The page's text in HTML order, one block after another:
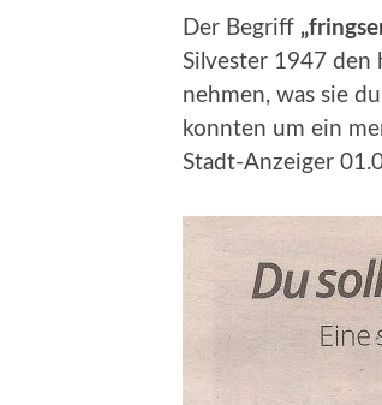
Der Begriff
Silvester 1947 den
nehmen, was sie
konnten um ein
Stadt-Anzeiger